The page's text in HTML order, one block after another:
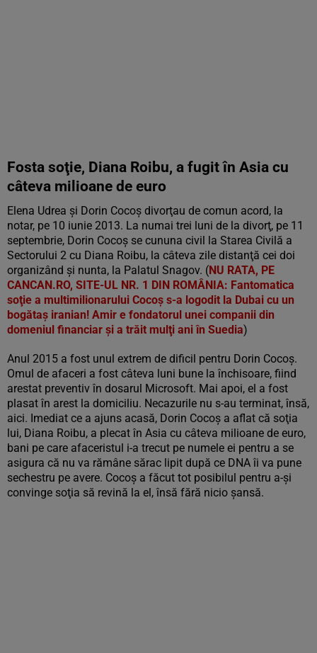
Fosta soţie, Diana Roibu, a fugit în Asia cu
câteva milioane de euro
Elena Udrea şi Dorin Cocoş divorţau de comun acord, la
notar, pe 10 iunie 2013. La numai trei luni de la divorţ, pe 11
septembrie, Dorin Cocoş se cununa civil la Starea Civilă a
Sectorului 2 cu Diana Roibu, la câteva zile distanţă cei doi
organizând şi nunta, la Palatul Snagov. (NU RATA, PE
CANCAN.RO, SITE-UL NR. 1 DIN ROMÂNIA: Fantomatica
soţie a multimilionarului Cocoş s-a logodit la Dubai cu un
bogătaş iranian! Amir e fondatorul unei companii din
domeniul financiar şi a trăit mulţi ani în Suedia)
Anul 2015 a fost unul extrem de dificil pentru Dorin Cocoş.
Omul de afaceri a fost câteva luni bune la închisoare, fiind
arestat preventiv în dosarul Microsoft. Mai apoi, el a fost
plasat în arest la domiciliu. Necazurile nu s-au terminat, însă,
aici. Imediat ce a ajuns acasă, Dorin Cocoş a aflat că soţia
lui, Diana Roibu, a plecat în Asia cu câteva milioane de euro,
bani pe care afaceristul i-a trecut pe numele ei pentru a se
asigura că nu va rămâne sărac lipit după ce DNA îi va pune
sechestru pe avere. Cocoş a făcut tot posibilul pentru a-şi
convinge soţia să revină la el, însă fără nicio şansă.